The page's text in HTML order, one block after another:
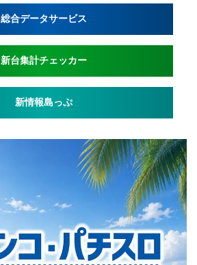
総合データサービス
新台集計チェッカー
新情報島っぷ